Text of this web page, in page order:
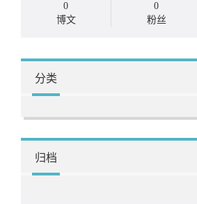
0
博文
0
粉丝
分类
归档